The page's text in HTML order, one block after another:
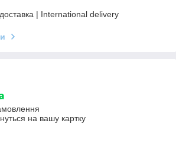
| International delivery
на вашу картку